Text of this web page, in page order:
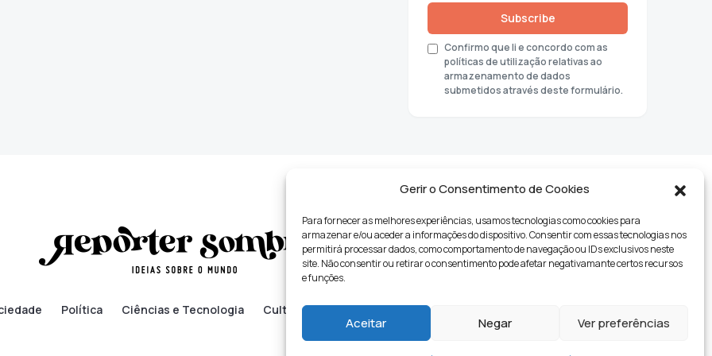
Gerir o Consentimento de Cookies
Para fornecer as melhores experiências, usamos tecnologias como cookies para
armazenar e/ou aceder a informações do dispositivo. Consentir com essas tecnologias nos
permitirá processar dados, como comportamento de navegação ou IDs exclusivos neste
site. Não consentir ou retirar o consentimento pode afetar negativamante certos recursos
e funções.
Aceitar Negar Ver preferências
Subscribe
Confirmo que li e concordo com as
políticas de utilização relativas ao
armazenamento de dados
submetidos através deste formulário.
Política Ciências e Tecnologia Cultura Lifestyle